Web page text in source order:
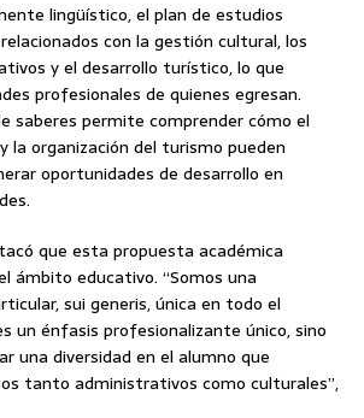
lingüístico, el plan de estudios
con la gestión cultural, los
y el desarrollo turístico, lo que
profesionales de quienes egresan.
saberes permite comprender cómo el
la organización del turismo pueden
oportunidades de desarrollo en
que esta propuesta académica
ámbito educativo. “Somos una
sui generis, única en todo el
un énfasis profesionalizante único, sino
una diversidad en el alumno que
tanto administrativos como culturales”,